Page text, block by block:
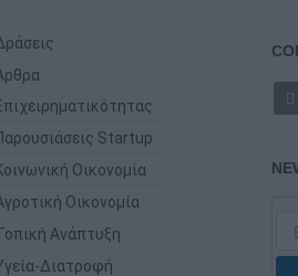
Startup
Οικονομία
Οικονομία
Ανάπτυξη
Διατροφή